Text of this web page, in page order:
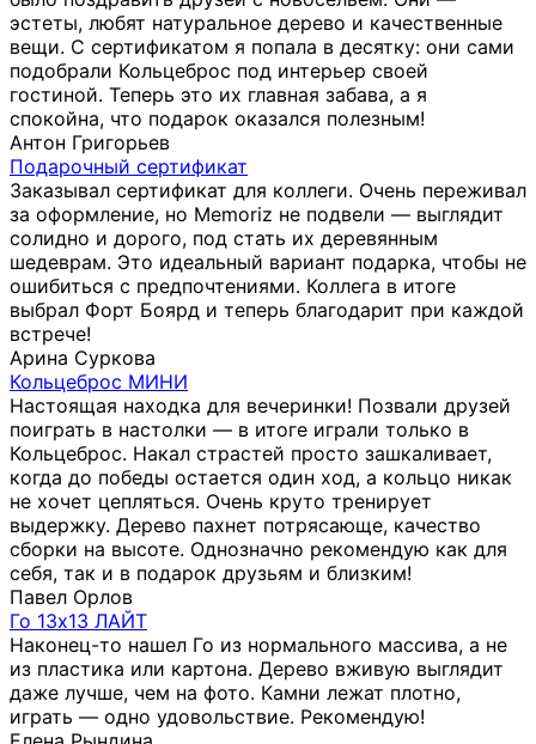
эстеты, любят натуральное дерево и качественные
вещи. С сертификатом я попала в десятку: они сами
подобрали Кольцеброс под интерьер своей
гостиной. Теперь это их главная забава, а я
спокойна, что подарок оказался полезным!
Антон Григорьев
Подарочный сертификат
Заказывал сертификат для коллеги. Очень переживал
за оформление, но Memoriz не подвели — выглядит
солидно и дорого, под стать их деревянным
шедеврам. Это идеальный вариант подарка, чтобы не
ошибиться с предпочтениями. Коллега в итоге
выбрал Форт Боярд и теперь благодарит при каждой
встрече!
Арина Суркова
Кольцеброс МИНИ
Настоящая находка для вечеринки! Позвали друзей
поиграть в настолки — в итоге играли только в
Кольцеброс. Накал страстей просто зашкаливает,
когда до победы остается один ход, а кольцо никак
не хочет цепляться. Очень круто тренирует
выдержку. Дерево пахнет потрясающе, качество
сборки на высоте. Однозначно рекомендую как для
себя, так и в подарок друзьям и близким!
Павел Орлов
Го 13х13 ЛАЙТ
Наконец-то нашел Го из нормального массива, а не
из пластика или картона. Дерево вживую выглядит
даже лучше, чем на фото. Камни лежат плотно,
играть — одно удовольствие. Рекомендую!